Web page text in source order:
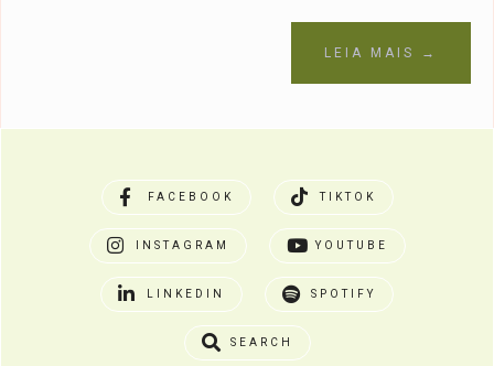
LEIA MAIS →
FACEBOOK TIKTOK
INSTAGRAM YOUTUBE
LINKEDIN SPOTIFY
SEARCH